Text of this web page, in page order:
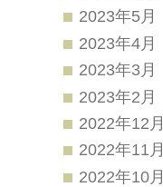
2023年5月
2023年4月
2023年3月
2023年2月
2022年12月
2022年11月
2022年10月